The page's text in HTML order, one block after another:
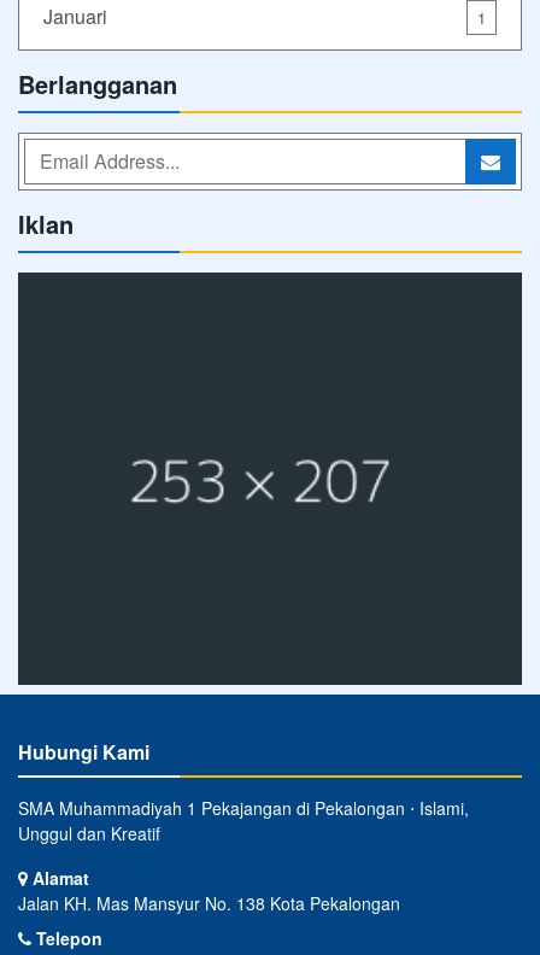
Januari 1
Berlangganan
Iklan
Hubungi Kami
SMA Muhammadiyah 1 Pekajangan di Pekalongan ⋅ Islami,
Unggul dan Kreatif
Alamat
Jalan KH. Mas Mansyur No. 138 Kota Pekalongan
Telepon